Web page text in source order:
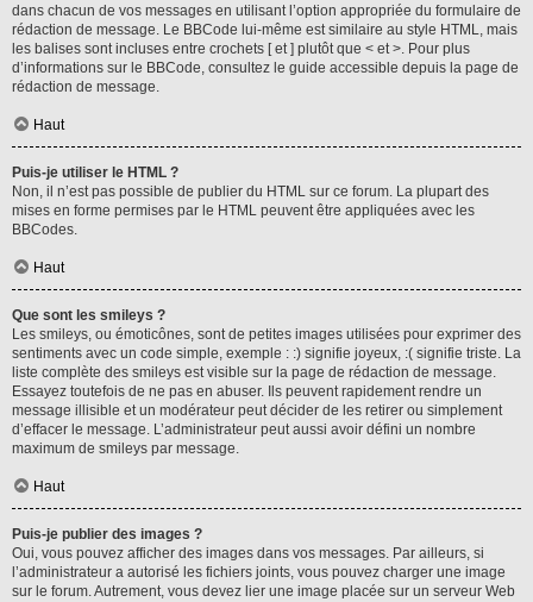
dans chacun de vos messages en utilisant l’option appropriée du formulaire de
rédaction de message. Le BBCode lui-même est similaire au style HTML, mais
les balises sont incluses entre crochets [ et ] plutôt que < et >. Pour plus
d’informations sur le BBCode, consultez le guide accessible depuis la page de
rédaction de message.
Haut
Puis-je utiliser le HTML ?
Non, il n’est pas possible de publier du HTML sur ce forum. La plupart des
mises en forme permises par le HTML peuvent être appliquées avec les
BBCodes.
Haut
Que sont les smileys ?
Les smileys, ou émoticônes, sont de petites images utilisées pour exprimer des
sentiments avec un code simple, exemple : :) signifie joyeux, :( signifie triste. La
liste complète des smileys est visible sur la page de rédaction de message.
Essayez toutefois de ne pas en abuser. Ils peuvent rapidement rendre un
message illisible et un modérateur peut décider de les retirer ou simplement
d’effacer le message. L’administrateur peut aussi avoir défini un nombre
maximum de smileys par message.
Haut
Puis-je publier des images ?
Oui, vous pouvez afficher des images dans vos messages. Par ailleurs, si
l’administrateur a autorisé les fichiers joints, vous pouvez charger une image
sur le forum. Autrement, vous devez lier une image placée sur un serveur Web